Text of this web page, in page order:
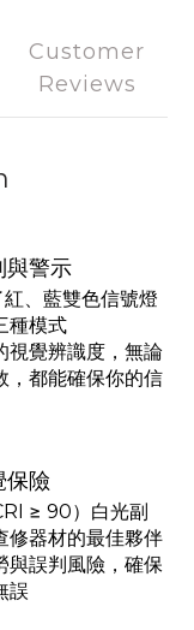
Customer
Reviews
與警示
、藍雙色信號燈
種模式
視覺辨識度，無論
，都能確保你的信
保險
≥ 90）白光副
修器材的最佳夥伴
與誤判風險，確保
誤